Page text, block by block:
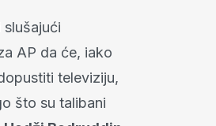
AP da će, iako
televiziju,
što su talibani